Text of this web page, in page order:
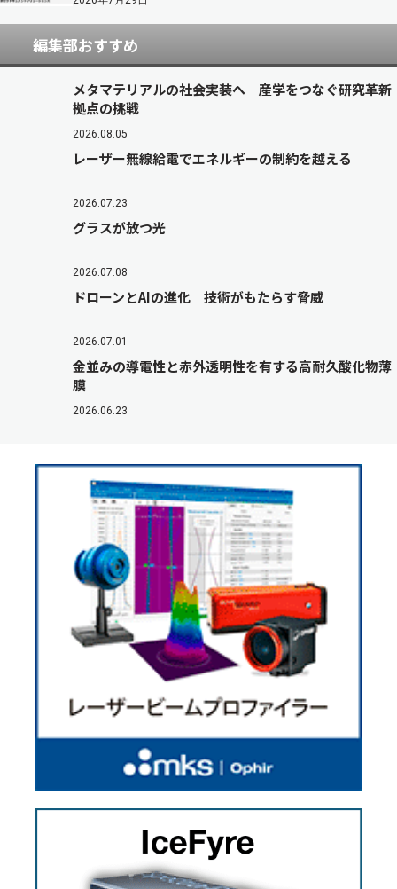
編集部おすすめ
メタマテリアルの社会実装へ 産学をつなぐ研究革新
拠点の挑戦
2026.08.05
レーザー無線給電でエネルギーの制約を越える
2026.07.23
グラスが放つ光
2026.07.08
ドローンとAIの進化 技術がもたらす脅威
2026.07.01
金並みの導電性と赤外透明性を有する高耐久酸化物薄
膜
2026.06.23